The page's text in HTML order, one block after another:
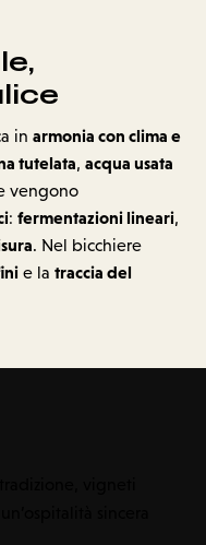
inarmonia con clima e
tutelata,acqua usata
vengono
:fermentazioni lineari,
. Nel bicchiere
e latraccia del